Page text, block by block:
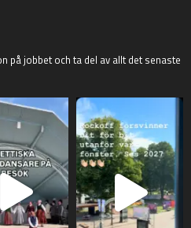
på jobbet och ta del av allt det senaste